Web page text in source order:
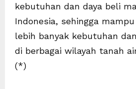
kebutuhan dan daya beli
Indonesia, sehingga
lebih banyak kebutuhan
di berbagai wilayah tanah
(*)